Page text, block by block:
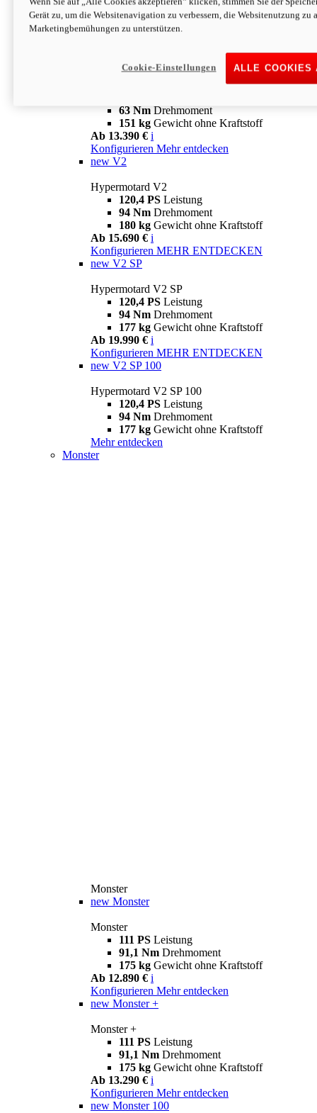
63 NmDrehmoment
151 kgGewicht ohne Kraftstoff
Ab 13.890 € i
63 Nm Drehmoment
151 kg Gewicht ohne Kraftstoff
Ab 13.390 € i
Konfigurieren Mehr entdecken
new V2
Hypermotard V2
120,4 PS Leistung
94 Nm Drehmoment
180 kg Gewicht ohne Kraftstoff
Ab 15.690 € i
Konfigurieren MEHR ENTDECKEN
new V2 SP
Hypermotard V2 SP
120,4 PS Leistung
94 Nm Drehmoment
177 kg Gewicht ohne Kraftstoff
Ab 19.990 € i
Konfigurieren MEHR ENTDECKEN
new V2 SP 100
Hypermotard V2 SP 100
120,4 PS Leistung
94 Nm Drehmoment
177 kg Gewicht ohne Kraftstoff
Mehr entdecken
Monster
Monster
new Monster
Monster
111 PS Leistung
91,1 Nm Drehmoment
175 kg Gewicht ohne Kraftstoff
Ab 12.890 € i
Konfigurieren Mehr entdecken
new Monster +
Monster +
111 PS Leistung
91,1 Nm Drehmoment
175 kg Gewicht ohne Kraftstoff
Ab 13.290 € i
Konfigurieren Mehr entdecken
new Monster 100
Gerät zu, um die Websitenavigation zu verbessern, die Websitenutzung zu
Marketingbemühungen zu unterstützen.
ALLE COOKIES
Cookie-Einstellungen